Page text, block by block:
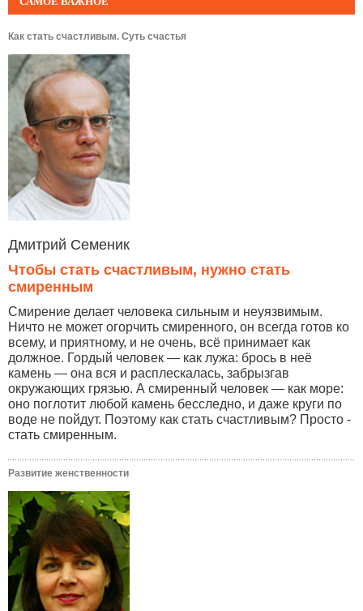
Как стать счастливым. Суть счастья
Дмитрий Семеник
Чтобы стать счастливым, нужно стать
смиренным
Смирение делает человека сильным и неуязвимым.
Ничто не может огорчить смиренного, он всегда готов ко
всему, и приятному, и не очень, всё принимает как
должное. Гордый человек — как лужа: брось в неё
камень — она вся и расплескалась, забрызгав
окружающих грязью. А смиренный человек — как море:
оно поглотит любой камень бесследно, и даже круги по
воде не пойдут. Поэтому как стать счастливым? Просто -
стать смиренным.
Развитие женственности